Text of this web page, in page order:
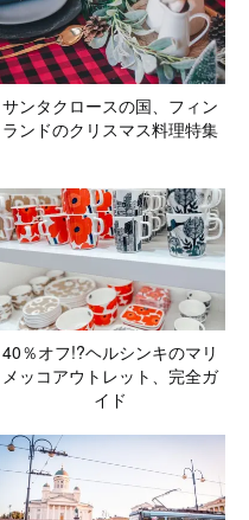
サンタクロースの国、フィン
ランドのクリスマス料理特集
40％オフ!?ヘルシンキのマリ
メッコアウトレット、完全ガ
イド